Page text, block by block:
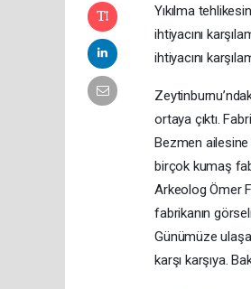
Yıkılma
ihtiyacını
ihtiyacını
ortaya çıktı.
Bezmen ailesine
birçok kumaş
Arkeolog Ömer
fabrikanın
Günümüze
karşı karşıya.